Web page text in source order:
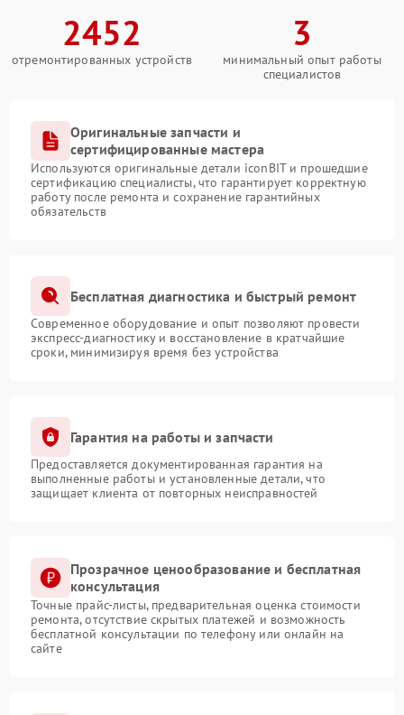
2452
отремонтированных устройств
3
минимальный опыт работы
специалистов
Оригинальные запчасти и
сертифицированные мастера
Используются оригинальные детали iconBIT и прошедшие
сертификацию специалисты, что гарантирует корректную
работу после ремонта и сохранение гарантийных
обязательств
Бесплатная диагностика и быстрый ремонт
Современное оборудование и опыт позволяют провести
экспресс-диагностику и восстановление в кратчайшие
сроки, минимизируя время без устройства
Гарантия на работы и запчасти
Предоставляется документированная гарантия на
выполненные работы и установленные детали, что
защищает клиента от повторных неисправностей
Прозрачное ценообразование и бесплатная
консультация
Точные прайс-листы, предварительная оценка стоимости
ремонта, отсутствие скрытых платежей и возможность
бесплатной консультации по телефону или онлайн на
сайте